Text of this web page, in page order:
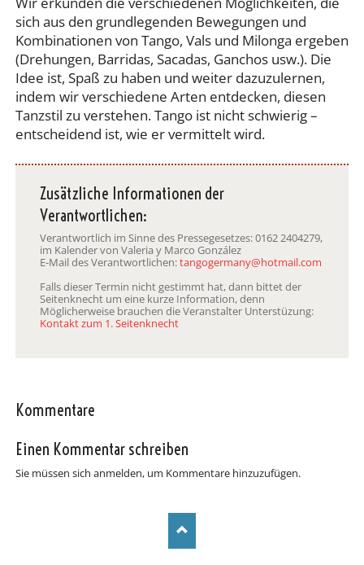
sich aus den grundlegenden Bewegungen und
Kombinationen von Tango, Vals und Milonga ergeben
(Drehungen, Barridas, Sacadas, Ganchos usw.). Die
Idee ist, Spaß zu haben und weiter dazuzulernen,
indem wir verschiedene Arten entdecken, diesen
Tanzstil zu verstehen. Tango ist nicht schwierig –
entscheidend ist, wie er vermittelt wird.
Zusätzliche Informationen der
Verantwortlichen:
Verantwortlich im Sinne des Pressegesetzes: 0162 2404279,
im Kalender von Valeria y Marco González
E-Mail des Verantwortlichen:tangogermany@hotmail.com
Falls dieser Termin nicht gestimmt hat, dann bittet der
Seitenknecht um eine kurze Information, denn
Möglicherweise brauchen die Veranstalter Unterstüzung:
Kontakt zum 1. Seitenknecht
Kommentare
Einen Kommentar schreiben
Sie müssen sich anmelden, um Kommentare hinzuzufügen.